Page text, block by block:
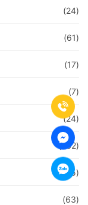
(24)
(61)
(17)
(7)
(24)
(232)
(15)
(63)